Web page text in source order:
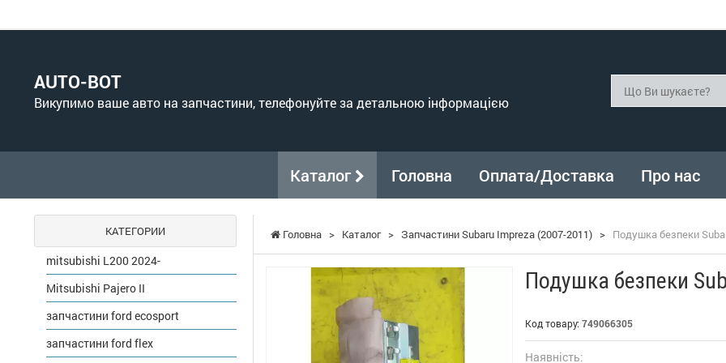
AUTO-BOT
Викупимо ваше авто на запчастини, телефонуйте за детальною інформацією
Каталог Головна Оплата/Доставка Про нас
Головна > Каталог > Запчастини Subaru Impreza (2007-2011) > Подушка безпеки
Подушка безпеки
Код товару: 749066305
Наявність:
КАТЕГОРИИ
mitsubishi L200 2024-
Mitsubishi Pajero II
запчастини ford ecosport
запчастини ford flex